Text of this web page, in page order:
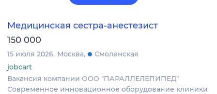
Медицинская сестра-анестезист
150 000
15 июля 2026 Москва
Смоленская
jobcart
Вакансия компании ООО "ПАРАЛЛЕЛЕПИПЕД"
Современное инновационное оборудование клиники